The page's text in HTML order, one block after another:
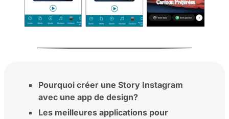
Pourquoi créer une Story Instagram
avec une app de design?
Les meilleures applications pour